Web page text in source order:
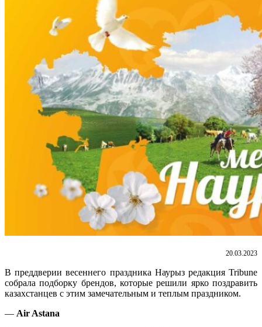
20.03.2023
В преддверии весеннего праздника Наурыз редакция Tribune
собрала подборку брендов, которые решили ярко поздравить
казахстанцев с этим замечательным и теплым праздником.
— Air Astana